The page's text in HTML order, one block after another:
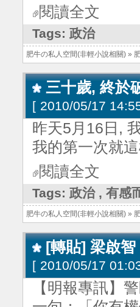
閱讀全文
Tags: 政治
肥牛の私人空間(非輕小說相關) »
三十歲, 終於
[ 2010/05/17
昨天5月16日,
我的第一次就
閱讀全文
Tags: 政治, 有感
肥牛の私人空間(非輕小說相關) »
[轉貼] 梁啟
[ 2010/05/17
【明報專訊】